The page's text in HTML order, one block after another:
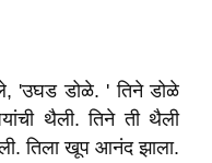
'उघड डोळे. ' तिने डोळे
थैली. तिने ती थैली
तिला खूप आनंद झाला.